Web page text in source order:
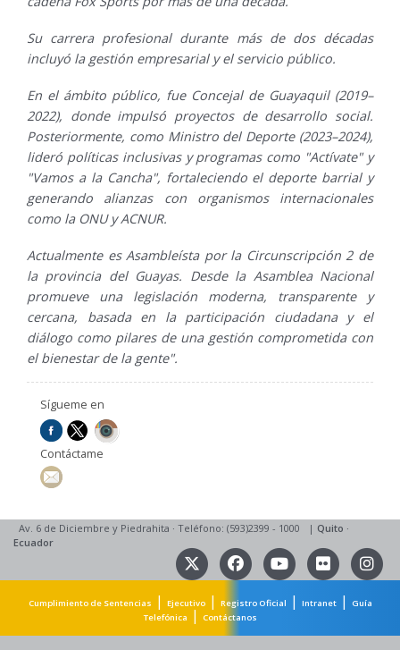
Su carrera profesional durante más de dos décadas
incluyó la gestión empresarial y el servicio público.
En el ámbito público, fue Concejal de Guayaquil (2019–
2022), donde impulsó proyectos de desarrollo social.
Posteriormente, como Ministro del Deporte (2023–2024),
lideró políticas inclusivas y programas como "Actívate" y
"Vamos a la Cancha", fortaleciendo el deporte barrial y
generando alianzas con organismos internacionales
como la ONU y ACNUR.
Actualmente es Asambleísta por la Circunscripción 2 de
la provincia del Guayas. Desde la Asamblea Nacional
promueve una legislación moderna, transparente y
cercana, basada en la participación ciudadana y el
diálogo como pilares de una gestión comprometida con
el bienestar de la gente".
Sígueme en
Contáctame
Av. 6 de Diciembre y Piedrahita · Teléfono: (593)2399 - 1000 | Quito ·
Ecuador
Cumplimiento de Sentencias | Ejecutivo| Registro Oficial | Intranet|
Guía
Telefónica
| Contáctanos